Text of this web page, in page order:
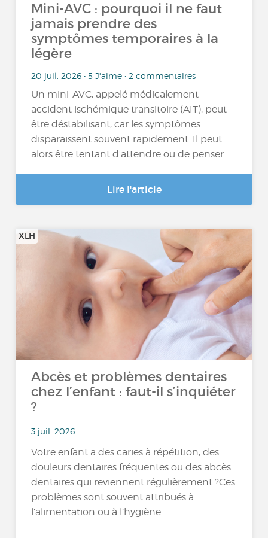
Mini-AVC : pourquoi il ne faut
jamais prendre des
symptômes temporaires à la
légère
20 juil. 2026 • 5 J'aime • 2 commentaires
Un mini-AVC, appelé médicalement
accident ischémique transitoire (AIT), peut
être déstabilisant, car les symptômes
disparaissent souvent rapidement. Il peut
alors être tentant d'attendre ou de penser...
Lire l'article
XLH
Abcès et problèmes dentaires
chez l’enfant : faut-il s’inquiéter
?
3 juil. 2026
Votre enfant a des caries à répétition, des
douleurs dentaires fréquentes ou des abcès
dentaires qui reviennent régulièrement ?Ces
problèmes sont souvent attribués à
l’alimentation ou à l’hygiène...